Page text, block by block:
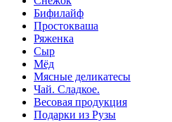
Бифилайф
Простокваша
Ряженка
Сыр
Мёд
Мясные деликатесы
Чай. Сладкое.
Весовая продукция
Подарки из Рузы